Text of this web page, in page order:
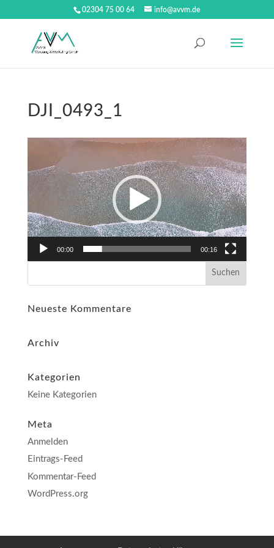
02304 75 00 64 info@avvm.de
DJI_0493_1
00:00 00:16
Neueste Kommentare
Archiv
Kategorien
Keine Kategorien
Meta
Anmelden
Eintrags-Feed
Kommentar-Feed
WordPress.org